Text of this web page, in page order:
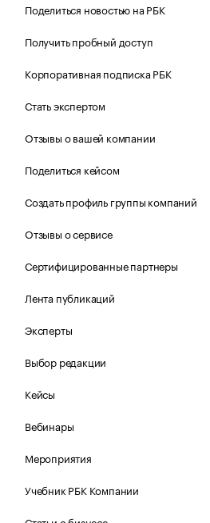
Поделиться новостью на РБК
Получить пробный доступ
Корпоративная подписка РБК
Стать экспертом
Отзывы о вашей компании
Поделиться кейсом
Создать профиль группы компаний
Отзывы о сервисе
Сертифицированные партнеры
Лента публикаций
Эксперты
Выбор редакции
Кейсы
Вебинары
Мероприятия
Учебник РБК Компании